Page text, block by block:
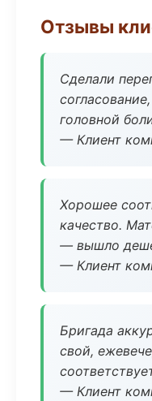
Отзывы
Сделали
головной
— Клиент
Хорошее
качество.
— вышло
— Клиент
Бригада
свой,
— Клиент